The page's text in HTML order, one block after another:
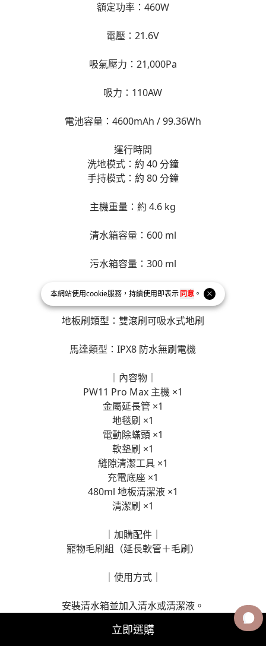
本網站使用cookie服務，持續使用即表示同意 。
立即選購
額定功率：460W
電壓：21.6V
吸氣壓力：21,000Pa
吸力：110AW
電池容量：4600mAh / 99.36Wh
運行時間
洗地模式：約 40 分鐘
手持模式：約 80 分鐘
主機重量：約 4.6 kg
清水箱容量：600 ml
污水箱容量：300 ml
塵杯容量：0.3 L
地板刷類型：雙滾刷可吸水式地刷
馬達類型：IPX8 防水無刷電機
｜內容物｜
PW11 Pro Max 主機 ×1
金屬延長管 ×1
地毯刷 ×1
電動除蟎頭 ×1
軟墊刷 ×1
縫隙清潔工具 ×1
充電底座 ×1
480ml 地板清潔液 ×1
清潔刷 ×1
｜加購配件｜
寵物毛刷組（延長軟管＋毛刷）
｜使用方式｜
安裝清水箱並加入清水或清潔液。
使用完畢後放回充電底座並啟動自清潔功能。